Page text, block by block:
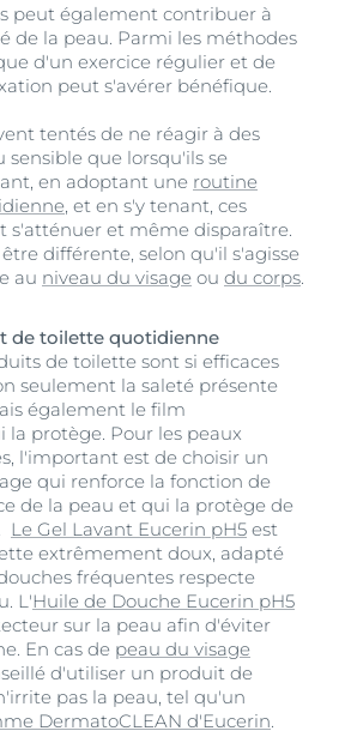
peut également contribuer à
de la peau. Parmi les méthodes
d'un exercice régulier et de
peut s'avérer bénéfique.
tentés de ne réagir à des
sensible que lorsqu'ils se
en adoptant une routine
, et en s'y tenant, ces
s'atténuer et même disparaître.
différente, selon qu'il s'agisse
au niveau du visage ou du corps
de toilette quotidienne
de toilette sont si efficaces
seulement la saleté présente
également le film
protège. Pour les peaux
l'important est de choisir un
qui renforce la fonction de
de la peau et qui la protège de
Le Gel Lavant Eucerin pH5 est
extrêmement doux, adapté
fréquentes respecte
L'Huile de Douche Eucerin pH5
sur la peau afin d'éviter
En cas de peau du visage
d'utiliser un produit de
pas la peau, tel qu'un
DermatoCLEAN d'Eucerin